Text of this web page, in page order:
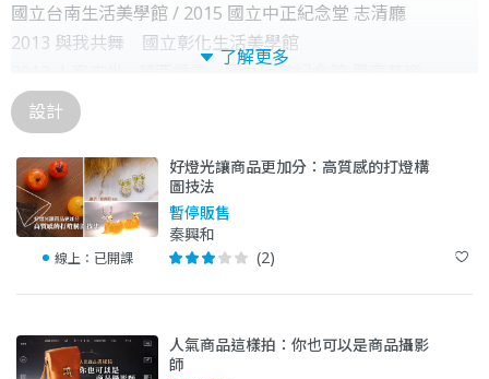
國立台南生活美學館 / 2015 國立中正紀念堂 志清廳
2013 與我共舞 國立彰化生活美學館
2013 人客來坐--華西煙雲 國立國父紀念館 翠亨藝廊
2012 拼裝美學 台北大夏藝廊 (文大推廣中心)
指導
2013 22屆時報廣告金犢獎 年度大獎、金犢獎、特別獎
2012 31屆新一代設計展數位媒體類
金獎、銀獎、銅獎、特別獎，大滿貫
2011 20屆時報廣告金犢獎 年度大獎、金犢獎、銀犢獎
了解更多
設計
線上： 已開課
好燈光讓商品更加分：高質感的打燈構
圖技法
暫停販售
秦興和
(2)
人氣商品這樣拍：你也可以是商品攝影
師